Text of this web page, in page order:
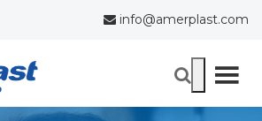
info@amerplast.com